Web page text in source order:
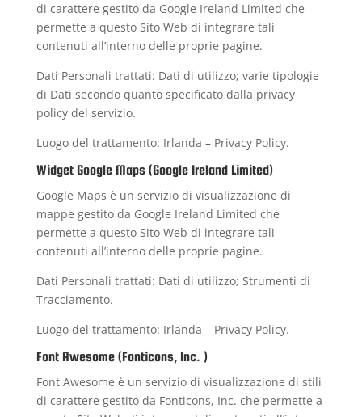
di carattere gestito da Google Ireland Limited che
permette a questo Sito Web di integrare tali
contenuti all’interno delle proprie pagine.
Dati Personali trattati: Dati di utilizzo; varie tipologie
di Dati secondo quanto specificato dalla privacy
policy del servizio.
Luogo del trattamento: Irlanda – Privacy Policy.
Widget Google Maps (Google Ireland Limited)
Google Maps è un servizio di visualizzazione di
mappe gestito da Google Ireland Limited che
permette a questo Sito Web di integrare tali
contenuti all’interno delle proprie pagine.
Dati Personali trattati: Dati di utilizzo; Strumenti di
Tracciamento.
Luogo del trattamento: Irlanda – Privacy Policy.
Font Awesome (Fonticons, Inc. )
Font Awesome è un servizio di visualizzazione di stili
di carattere gestito da Fonticons, Inc. che permette a